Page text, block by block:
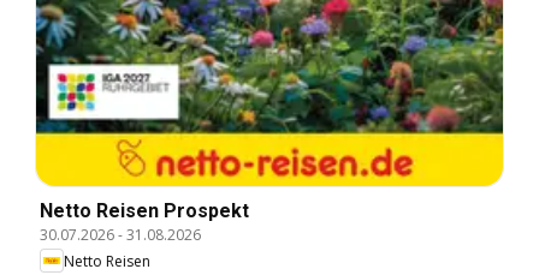
Netto Reisen Prospekt
30.07.2026-31.08.2026
Netto Reisen